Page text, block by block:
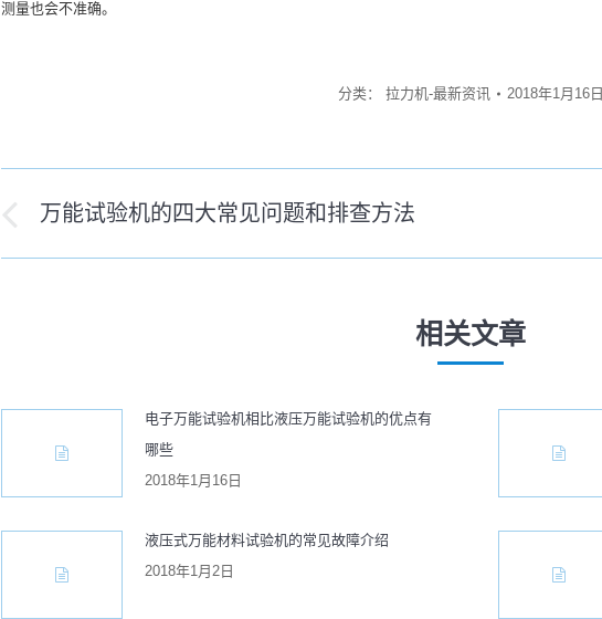
测量也会不准确。
分类： 拉力机-最新资讯 2018年1月16日
历
史
万能试验机的四大常见问题和排查方法
来
文
章：
相关文章
电子万能试验机相比液压万能试验机的优点有
哪些
2018年1月16日
液压式万能材料试验机的常见故障介绍
2018年1月2日